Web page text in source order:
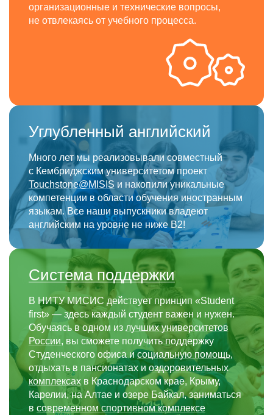
организационные и технические вопросы,
не отвлекаясь от учебного процесса.
Углубленный английский
Много лет мы реализовывали совместный
с Кембриджским университетом проект
Touchstone@MISIS и накопили уникальные
компетенции в области обучения иностранным
языкам. Все наши выпускники владеют
английским на уровне не ниже В2!
Система поддержки
В НИТУ МИСИС действует принцип «Student
first» — здесь каждый студент важен и нужен.
Обучаясь в одном из лучших университетов
России, вы сможете получить поддержку
Студенческого офиса и социальную помощь,
отдыхать в пансионатах и оздоровительных
комплексах в Краснодарском крае, Крыму,
Карелии, на Алтае и озере Байкал, заниматься
в современном спортивном комплексе